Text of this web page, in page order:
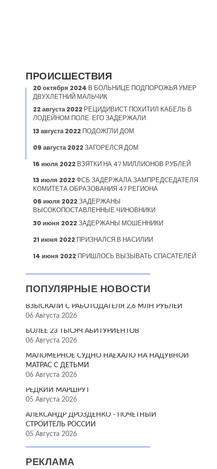
ПРОИСШЕСТВИЯ
20 октября 2024 В БОЛЬНИЦЕ ПОДПОРОЖЬЯ УМЕР
ДВУХЛЕТНИЙ МАЛЬЧИК
22 августа 2022 РЕЦИДИВИСТ ПОХИТИЛ КАБЕЛЬ В
ЛОДЕЙНОМ ПОЛЕ. ЕГО ЗАДЕРЖАЛИ
13 августа 2022 ПОДОЖГЛИ ДОМ
09 августа 2022ЗАГОРЕЛСЯ ДОМ
16 июля 2022 ВЗЯТКИ НА 47 МИЛЛИОНОВ РУБЛЕЙ
13 июля 2022ФСБ ЗАДЕРЖАЛА ЗАМПРЕДСЕДАТЕЛЯ
КОМИТЕТА ОБРАЗОВАНИЯ 47 РЕГИОНА
06 июля 2022ЗАДЕРЖАНЫ
ВЫСОКОПОСТАВЛЕННЫЕ ЧИНОВНИКИ
30 июня 2022ЗАДЕРЖАНЫ МОШЕННИКИ
21 июня 2022 ПРИЗНАЛСЯ В НАСИЛИИ
14 июня 2022 ПРИШЛОСЬ ВЫЗЫВАТЬ СПАСАТЕЛЕЙ
ПОПУЛЯРНЫЕ НОВОСТИ
ВЗЫСКАЛИ С РАБОТОДАТЕЛЯ 2,6 МЛН РУБЛЕЙ
06 Августа 2026
БОЛЕЕ 23 ТЫСЯЧ АБИТУРИЕНТОВ
06 Августа 2026
МАЛОМЕРНОЕ СУДНО НАЕХАЛО НА НАДУВНОЙ
МАТРАС С ДЕТЬМИ
06 Августа 2026
РЕДКИЙ МАРШРУТ
05 Августа 2026
АЛЕКСАНДР ДРОЗДЕНКО - ПОЧЁТНЫЙ
СТРОИТЕЛЬ РОССИИ
05 Августа 2026
РЕКЛАМА